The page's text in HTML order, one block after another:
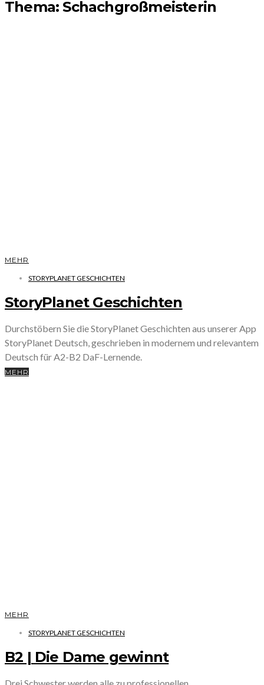
Thema: Schachgroßmeisterin
MEHR
STORYPLANET GESCHICHTEN
StoryPlanet Geschichten
Durchstöbern Sie die StoryPlanet Geschichten aus unserer App
StoryPlanet Deutsch, geschrieben in modernem und relevantem
Deutsch für A2-B2 DaF-Lernende.
MEHR
MEHR
STORYPLANET GESCHICHTEN
B2 | Die Dame gewinnt